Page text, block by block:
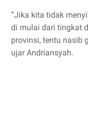
“Jika kita tidak
di mulai dari tingkat
provinsi, tentu nasib
ujar Andriansyah.